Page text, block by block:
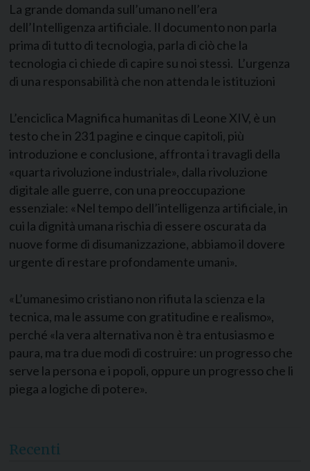
La grande domanda sull’umano nell’era
dell’Intelligenza artificiale. Il documento non parla
prima di tutto di tecnologia, parla di ciò che la
tecnologia ci chiede di capire su noi stessi. L’urgenza
di una responsabilità che non attenda le istituzioni
L’enciclica Magnifica humanitas di Leone XIV, è un
testo che in 231 pagine e cinque capitoli, più
introduzione e conclusione, affronta i travagli della
«quarta rivoluzione industriale», dalla rivoluzione
digitale alle guerre, con una preoccupazione
essenziale: «Nel tempo dell’intelligenza artificiale, in
cui la dignità umana rischia di essere oscurata da
nuove forme di disumanizzazione, abbiamo il dovere
urgente di restare profondamente umani».
«L’umanesimo cristiano non rifiuta la scienza e la
tecnica, ma le assume con gratitudine e realismo»,
perché «la vera alternativa non è tra entusiasmo e
paura, ma tra due modi di costruire: un progresso che
serve la persona e i popoli, oppure un progresso che li
piega a logiche di potere».
Recenti